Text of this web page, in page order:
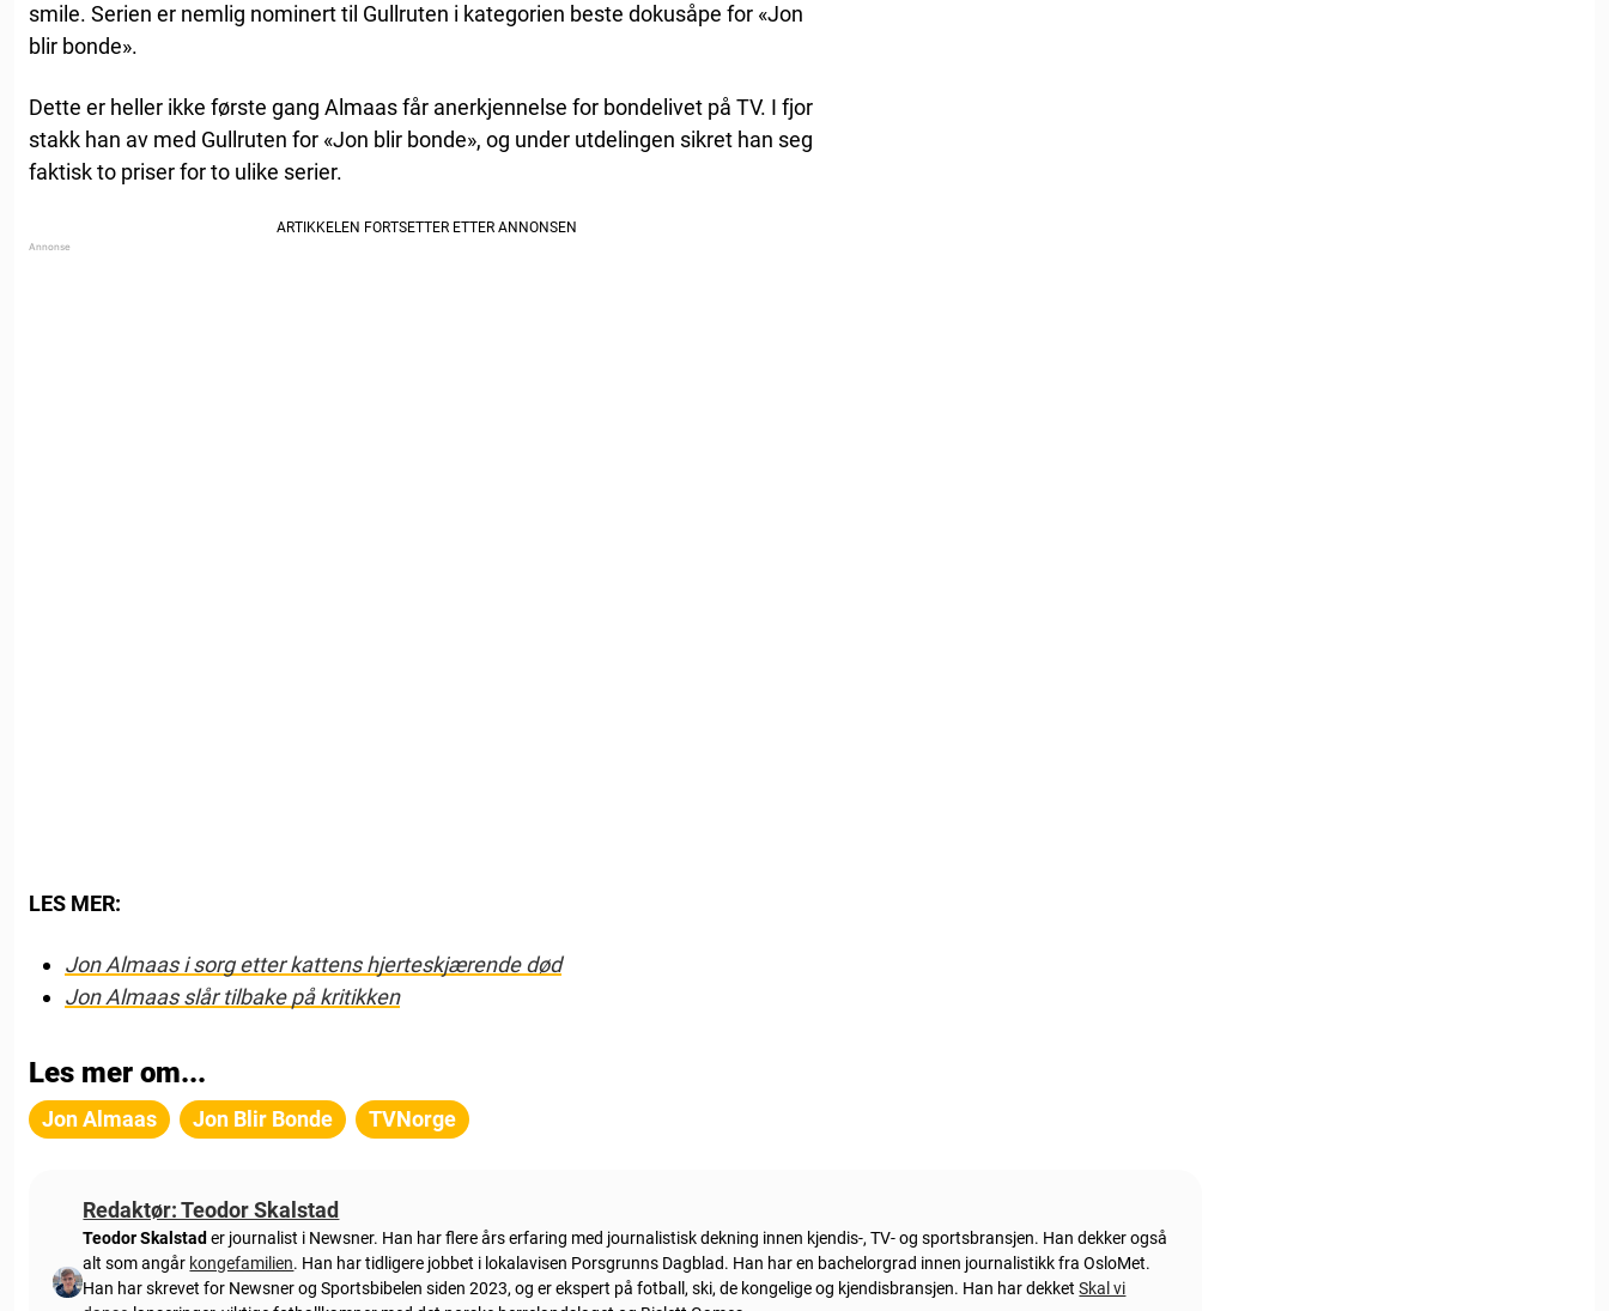
smile. Serien er nemlig nominert til Gullruten i kategorien beste dokusåpe for «Jon
blir bonde».
Dette er heller ikke første gang Almaas får anerkjennelse for bondelivet på TV. I fjor
stakk han av med Gullruten for «Jon blir bonde», og under utdelingen sikret han seg
faktisk to priser for to ulike serier.
LES MER:
Jon Almaas i sorg etter kattens hjerteskjærende død
Jon Almaas slår tilbake på kritikken
Les mer om...
Jon Almaas Jon Blir Bonde TVNorge
Redaktør: Teodor Skalstad
Teodor Skalstad er journalist i Newsner. Han har flere års erfaring med journalistisk dekning innen kjendis-, TV- og sportsbransjen. Han dekker også
alt som angår kongefamilien. Han har tidligere jobbet i lokalavisen Porsgrunns Dagblad. Han har en bachelorgrad innen journalistikk fra OsloMet.
Han har skrevet for Newsner og Sportsbibelen siden 2023, og er ekspert på fotball, ski, de kongelige og kjendisbransjen. Han har dekketSkal vi